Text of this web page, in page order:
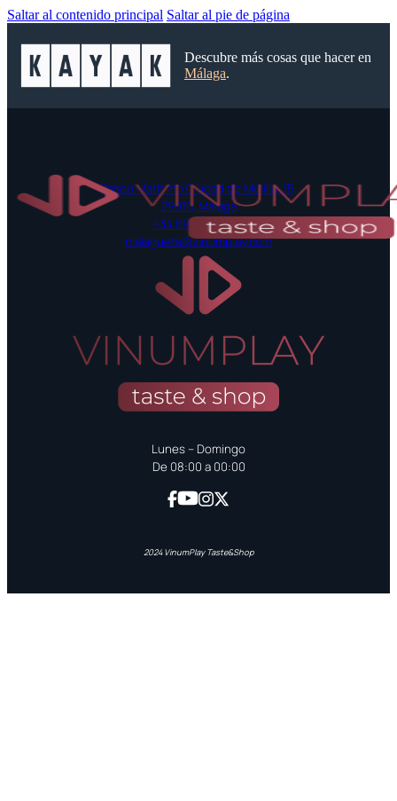
Saltar al contenido principal Saltar al pie de página
Descubre más cosas que hacer en
Málaga.
Paseo Marítimo Ciudad de Melilla, 15,
29016, Málaga
+34 697 42 52 55
malagueta@vinumplay.com
Lunes – Domingo
De 08:00 a 00:00
2024 VinumPlay Taste&Shop